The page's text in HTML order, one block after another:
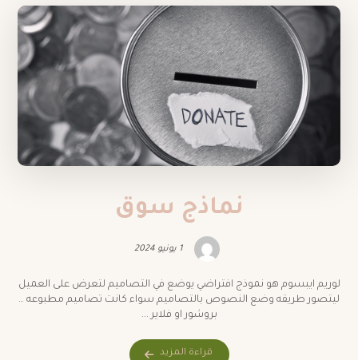
نماذج سوق
1 يونيو 2024
لوريم ايبسوم هو نموذج افتراضي يوضع في التصاميم لتعرض على العميل
ليتصور طريقه وضع النصوص بالتصاميم سواء كانت تصاميم مطبوعه …
بروشور او فلاير ...
قراءة المزيد